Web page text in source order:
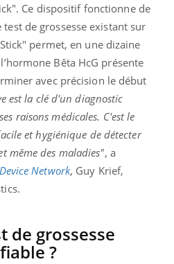
Ce dispositif fonctionne de
de grossesse existant sur
permet, en une dizaine
Bêta HcG présente
avec précision le début
est la clé d'un diagnostic
raisons médicales. C'est le
et hygiénique de détecter
même des maladies", a
Network, Guy Krief,
de grossesse
?